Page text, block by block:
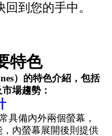
到您的手中。
特色
）的特色介紹，包括
場趨勢：
具備內外兩個螢幕，
內螢幕展開後則提供